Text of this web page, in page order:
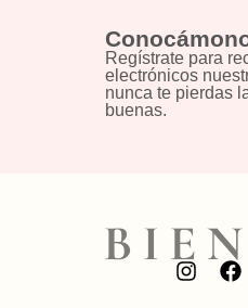
Regístrate para
electrónicos
nunca te pierdas
buenas.